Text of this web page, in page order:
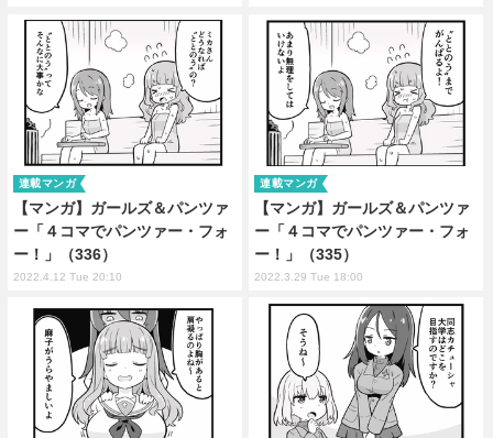
【マンガ】ガールズ＆パンツァ
ー「４コマでパンツァー・フォ
ー！」（336）
連載マンガ
2022.4.12 Tue 20:10
【マンガ】ガールズ＆パンツァ
ー「４コマでパンツァー・フォ
ー！」（335）
連載マンガ
2022.3.29 Tue 18:00